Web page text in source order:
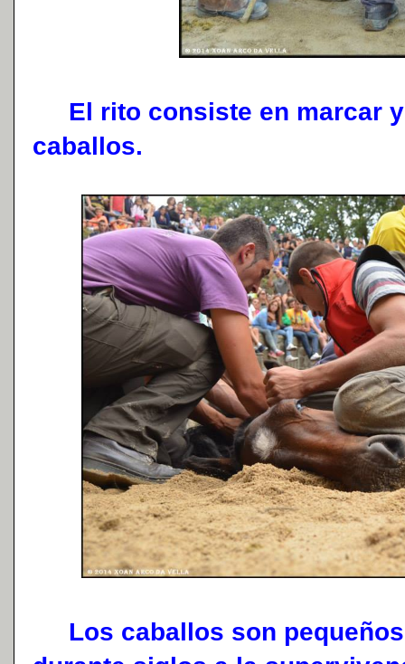
El rito consiste en marcar
caballos.
Los caballos son